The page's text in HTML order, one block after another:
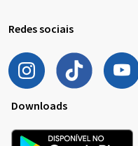
Redes sociais
Downloads